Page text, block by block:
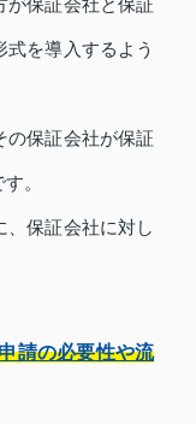
を導入するよう
の保証会社が保証
。
、保証会社に対し
請の必要性や流